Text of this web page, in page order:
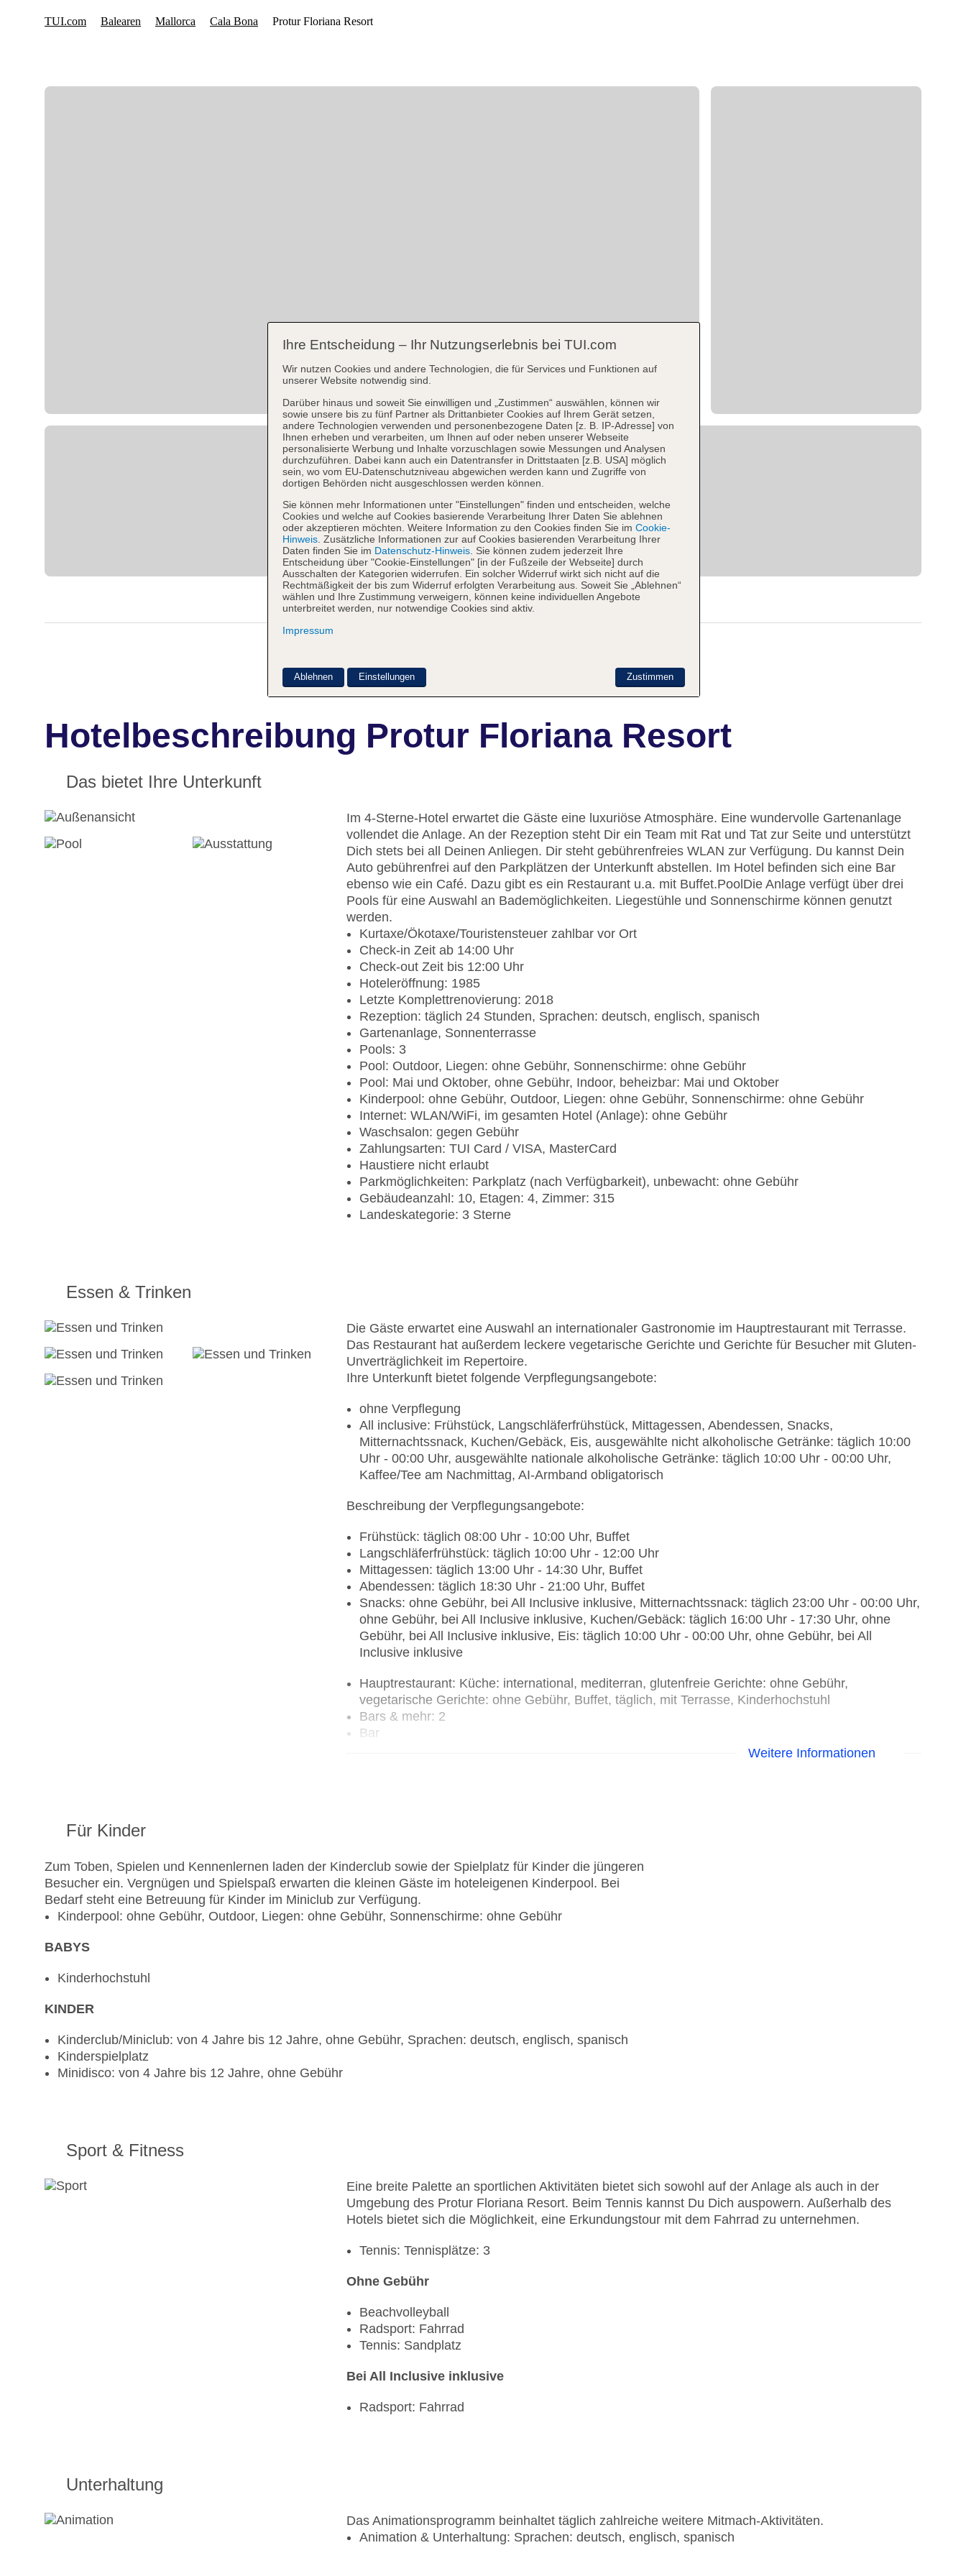
Hotelbeschreibung Protur Floriana Resort
Das bietet Ihre Unterkunft
Im 4-Sterne-Hotel erwartet die Gäste eine luxuriöse Atmosphäre. Eine wundervolle Gartenanlage
vollendet die Anlage. An der Rezeption steht Dir ein Team mit Rat und Tat zur Seite und unterstützt
Dich stets bei all Deinen Anliegen. Dir steht gebührenfreies WLAN zur Verfügung. Du kannst Dein
Auto gebührenfrei auf den Parkplätzen der Unterkunft abstellen. Im Hotel befinden sich eine Bar
ebenso wie ein Café. Dazu gibt es ein Restaurant u.a. mit Buffet.Pool Die Anlage verfügt über drei
Pools für eine Auswahl an Bademöglichkeiten. Liegestühle und Sonnenschirme können genutzt
werden.
Kurtaxe/Ökotaxe/Touristensteuer zahlbar vor Ort
Check-in Zeit ab 14:00 Uhr
Check-out Zeit bis 12:00 Uhr
Hoteleröffnung: 1985
Letzte Komplettrenovierung: 2018
Rezeption: täglich 24 Stunden, Sprachen: deutsch, englisch, spanisch
Gartenanlage, Sonnenterrasse
Pools: 3
Pool: Outdoor, Liegen: ohne Gebühr, Sonnenschirme: ohne Gebühr
Pool: Mai und Oktober, ohne Gebühr, Indoor, beheizbar: Mai und Oktober
Kinderpool: ohne Gebühr, Outdoor, Liegen: ohne Gebühr, Sonnenschirme: ohne Gebühr
Internet: WLAN/WiFi, im gesamten Hotel (Anlage): ohne Gebühr
Waschsalon: gegen Gebühr
Zahlungsarten: TUI Card / VISA, MasterCard
Haustiere nicht erlaubt
Parkmöglichkeiten: Parkplatz (nach Verfügbarkeit), unbewacht: ohne Gebühr
Gebäudeanzahl: 10, Etagen: 4, Zimmer: 315
Landeskategorie: 3 Sterne
Essen & Trinken
Die Gäste erwartet eine Auswahl an internationaler Gastronomie im Hauptrestaurant mit Terrasse.
Das Restaurant hat außerdem leckere vegetarische Gerichte und Gerichte für Besucher mit Gluten-
Unverträglichkeit im Repertoire.
Ihre Unterkunft bietet folgende Verpflegungsangebote:
ohne Verpflegung
All inclusive: Frühstück, Langschläferfrühstück, Mittagessen, Abendessen, Snacks,
Mitternachtssnack, Kuchen/Gebäck, Eis, ausgewählte nicht alkoholische Getränke: täglich 10:00
Uhr - 00:00 Uhr, ausgewählte nationale alkoholische Getränke: täglich 10:00 Uhr - 00:00 Uhr,
Kaffee/Tee am Nachmittag, AI-Armband obligatorisch
Beschreibung der Verpflegungsangebote:
Frühstück: täglich 08:00 Uhr - 10:00 Uhr, Buffet
Langschläferfrühstück: täglich 10:00 Uhr - 12:00 Uhr
Mittagessen: täglich 13:00 Uhr - 14:30 Uhr, Buffet
Abendessen: täglich 18:30 Uhr - 21:00 Uhr, Buffet
Snacks: ohne Gebühr, bei All Inclusive inklusive, Mitternachtssnack: täglich 23:00 Uhr - 00:00 Uhr,
ohne Gebühr, bei All Inclusive inklusive, Kuchen/Gebäck: täglich 16:00 Uhr - 17:30 Uhr, ohne
Gebühr, bei All Inclusive inklusive, Eis: täglich 10:00 Uhr - 00:00 Uhr, ohne Gebühr, bei All
Inclusive inklusive
Hauptrestaurant: Küche: international, mediterran, glutenfreie Gerichte: ohne Gebühr,
vegetarische Gerichte: ohne Gebühr, Buffet, täglich, mit Terrasse, Kinderhochstuhl
Bars & mehr: 2
Bar
Weitere Informationen
Für Kinder
Zum Toben, Spielen und Kennenlernen laden der Kinderclub sowie der Spielplatz für Kinder die jüngeren
Besucher ein. Vergnügen und Spielspaß erwarten die kleinen Gäste im hoteleigenen Kinderpool. Bei
Bedarf steht eine Betreuung für Kinder im Miniclub zur Verfügung.
Kinderpool: ohne Gebühr, Outdoor, Liegen: ohne Gebühr, Sonnenschirme: ohne Gebühr
BABYS
Kinderhochstuhl
KINDER
Kinderclub/Miniclub: von 4 Jahre bis 12 Jahre, ohne Gebühr, Sprachen: deutsch, englisch, spanisch
Kinderspielplatz
Minidisco: von 4 Jahre bis 12 Jahre, ohne Gebühr
Sport & Fitness
Eine breite Palette an sportlichen Aktivitäten bietet sich sowohl auf der Anlage als auch in der
Umgebung des Protur Floriana Resort. Beim Tennis kannst Du Dich auspowern. Außerhalb des
Hotels bietet sich die Möglichkeit, eine Erkundungstour mit dem Fahrrad zu unternehmen.
Tennis: Tennisplätze: 3
Ohne Gebühr
Beachvolleyball
Radsport: Fahrrad
Tennis: Sandplatz
Bei All Inclusive inklusive
Radsport: Fahrrad
Unterhaltung
Das Animationsprogramm beinhaltet täglich zahlreiche weitere Mitmach-Aktivitäten.
Animation & Unterhaltung: Sprachen: deutsch, englisch, spanisch
Ihre Entscheidung – Ihr Nutzungserlebnis bei TUI.com
Wir nutzen Cookies und andere Technologien, die für Services und Funktionen auf
unserer Website notwendig sind.
Darüber hinaus und soweit Sie einwilligen und „Zustimmen“ auswählen, können wir
sowie unsere bis zu fünf Partner als Drittanbieter Cookies auf Ihrem Gerät setzen,
andere Technologien verwenden und personenbezogene Daten [z. B. IP-Adresse] von
Ihnen erheben und verarbeiten, um Ihnen auf oder neben unserer Webseite
personalisierte Werbung und Inhalte vorzuschlagen sowie Messungen und Analysen
durchzuführen. Dabei kann auch ein Datentransfer in Drittstaaten [z.B. USA] möglich
sein, wo vom EU-Datenschutzniveau abgewichen werden kann und Zugriffe von
dortigen Behörden nicht ausgeschlossen werden können.
Sie können mehr Informationen unter "Einstellungen" finden und entscheiden, welche
Cookies und welche auf Cookies basierende Verarbeitung Ihrer Daten Sie ablehnen
oder akzeptieren möchten. Weitere Information zu den Cookies finden Sie im Cookie-
Hinweis . Zusätzliche Informationen zur auf Cookies basierenden Verarbeitung Ihrer
Daten finden Sie im Datenschutz-Hinweis . Sie können zudem jederzeit Ihre
Entscheidung über "Cookie-Einstellungen" [in der Fußzeile der Webseite] durch
Ausschalten der Kategorien widerrufen. Ein solcher Widerruf wirkt sich nicht auf die
Rechtmäßigkeit der bis zum Widerruf erfolgten Verarbeitung aus. Soweit Sie „Ablehnen“
wählen und Ihre Zustimmung verweigern, können keine individuellen Angebote
unterbreitet werden, nur notwendige Cookies sind aktiv.
Impressum
Zustimmen
Ablehnen Einstellungen